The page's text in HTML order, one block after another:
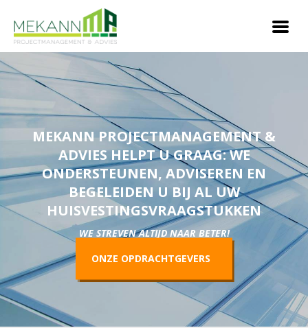
MEKANN PROJECTMANAGEMENT &
ADVIES HELPT U GRAAG: WE
ONDERSTEUNEN, ADVISEREN EN
BEGELEIDEN U BIJ AL UW
HUISVESTINGSVRAAGSTUKKEN
WE STREVEN ALTIJD NAAR BETER!
ONZE OPDRACHTGEVERS